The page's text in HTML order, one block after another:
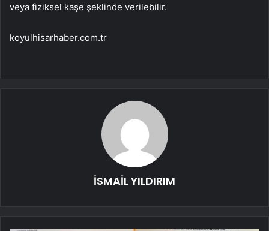
veya fiziksel kaşe şeklinde verilebilir.
koyulhisarhaber.com.tr
İSMAİL YILDIRIM